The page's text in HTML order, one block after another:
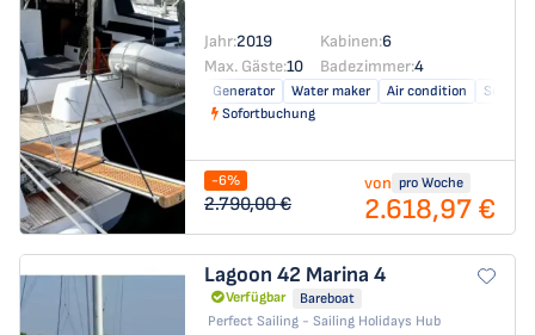
Jahr:2019 Kabinen:6
Max. Gäste:10 Badezimmer:4
Generator Water maker Air condition
Solar
Sofortbuchung
-6%
2.790,00 €
von pro Woche
2.618,97 €
Lagoon 42 Marina 4
Verfügbar
Bareboat
Perfect Sailing - Sailing Holidays Hub